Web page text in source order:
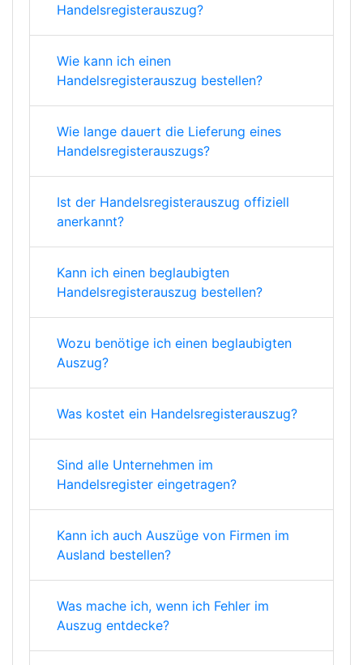
Handelsregisterauszug?
Wie kann ich einen
Handelsregisterauszug bestellen?
Wie lange dauert die Lieferung eines
Handelsregisterauszugs?
Ist der Handelsregisterauszug offiziell
anerkannt?
Kann ich einen beglaubigten
Handelsregisterauszug bestellen?
Wozu benötige ich einen beglaubigten
Auszug?
Was kostet ein Handelsregisterauszug?
Sind alle Unternehmen im
Handelsregister eingetragen?
Kann ich auch Auszüge von Firmen im
Ausland bestellen?
Was mache ich, wenn ich Fehler im
Auszug entdecke?